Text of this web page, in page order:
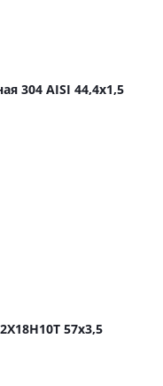
304 AISI 44,4х1,5
57х3,5